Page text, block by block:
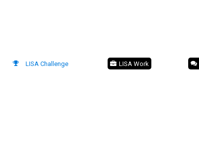
LISA Work
LISA Challenge